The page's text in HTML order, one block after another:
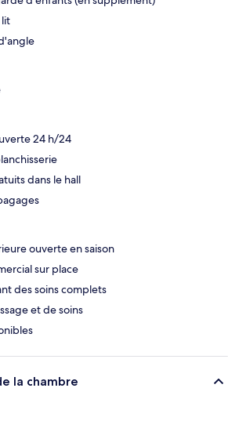
lit
24 h/24
dans le hall
ouverte en saison
sur place
des soins complets
et de soins
la chambre